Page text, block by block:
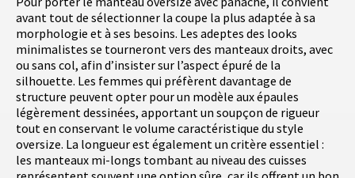
avant tout de sélectionner la coupe la plus adaptée à sa
morphologie et à ses besoins. Les adeptes des looks
minimalistes se tourneront vers des manteaux droits, avec
ou sans col, afin d’insister sur l’aspect épuré de la
silhouette. Les femmes qui préfèrent davantage de
structure peuvent opter pour un modèle aux épaules
légèrement dessinées, apportant un soupçon de rigueur
tout en conservant le volume caractéristique du style
oversize. La longueur est également un critère essentiel :
les manteaux mi-longs tombant au niveau des cuisses